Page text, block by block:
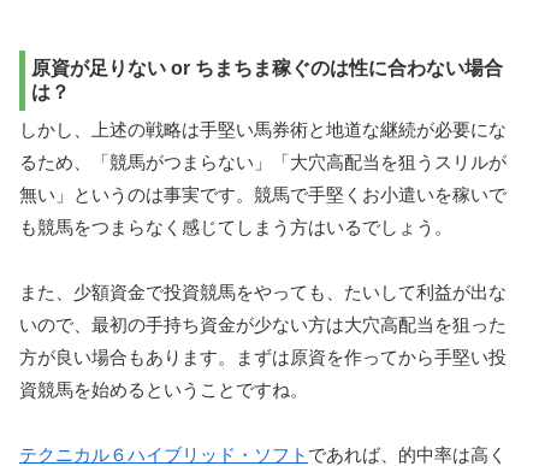
原資が足りない or ちまちま稼ぐのは性に合わない場合
は？
しかし、上述の戦略は手堅い馬券術と地道な継続が必要にな
るため、「競馬がつまらない」「大穴高配当を狙うスリルが
無い」というのは事実です。競馬で手堅くお小遣いを稼いで
も競馬をつまらなく感じてしまう方はいるでしょう。
また、少額資金で投資競馬をやっても、たいして利益が出な
いので、最初の手持ち資金が少ない方は大穴高配当を狙った
方が良い場合もあります。まずは原資を作ってから手堅い投
資競馬を始めるということですね。
テクニカル６ハイブリッド・ソフト であれば、的中率は高く